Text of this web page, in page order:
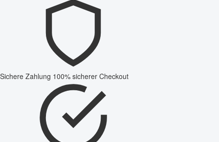
Sichere Zahlung 100% sicherer Checkout